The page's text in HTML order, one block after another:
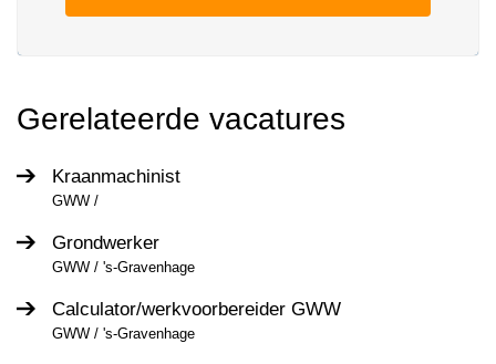
Gerelateerde vacatures
Kraanmachinist
GWW /
Grondwerker
GWW / 's-Gravenhage
Calculator/werkvoorbereider GWW
GWW / 's-Gravenhage